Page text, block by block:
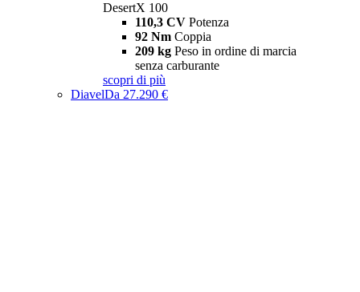
DesertX 100
110,3 CV Potenza
92 Nm Coppia
209 kg Peso in ordine di marcia
senza carburante
scopri di più
DiavelDa 27.290 €